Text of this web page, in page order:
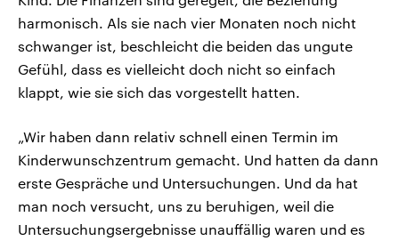
harmonisch. Als sie nach vier Monaten noch nicht
schwanger ist, beschleicht die beiden das ungute
Gefühl, dass es vielleicht doch nicht so einfach
klappt, wie sie sich das vorgestellt hatten.
„Wir haben dann relativ schnell einen Termin im
Kinderwunschzentrum gemacht. Und hatten da dann
erste Gespräche und Untersuchungen. Und da hat
man noch versucht, uns zu beruhigen, weil die
Untersuchungsergebnisse unauffällig waren und es